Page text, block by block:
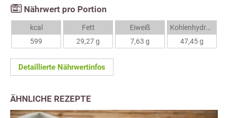
Nährwert pro Portion
kcal
599
Fett
29,27 g
Eiweiß
7,63 g
Kohlenhydrate
47,45 g
Detaillierte Nährwertinfos
ÄHNLICHE REZEPTE